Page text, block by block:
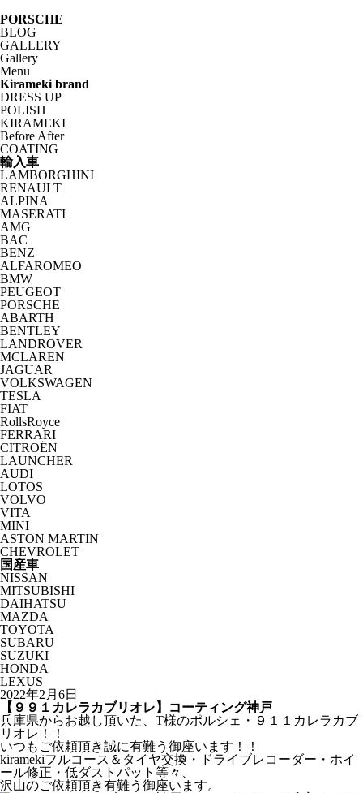
PORSCHE
BLOG
GALLERY
Gallery
Menu
Kirameki brand
DRESS UP
POLISH
KIRAMEKI
Before After
COATING
輸入車
LAMBORGHINI
RENAULT
ALPINA
MASERATI
AMG
BAC
BENZ
ALFAROMEO
BMW
PEUGEOT
PORSCHE
ABARTH
BENTLEY
LANDROVER
MCLAREN
JAGUAR
VOLKSWAGEN
TESLA
FIAT
RollsRoyce
FERRARI
CITROËN
LAUNCHER
AUDI
LOTOS
VOLVO
VITA
MINI
ASTON MARTIN
CHEVROLET
国産車
NISSAN
MITSUBISHI
DAIHATSU
MAZDA
TOYOTA
SUBARU
SUZUKI
HONDA
LEXUS
2022年2月6日
【９９１カレラカブリオレ】コーティング神戸
兵庫県からお越し頂いた、T様のポルシェ・９１１カレラカブ
リオレ！！
いつもご依頼頂き誠に有難う御座います！！
kiramekiフルコース＆タイヤ交換・ドライブレコーダー・ホイ
ール修正・低ダストパット等々、
沢山のご依頼頂き有難う御座います。